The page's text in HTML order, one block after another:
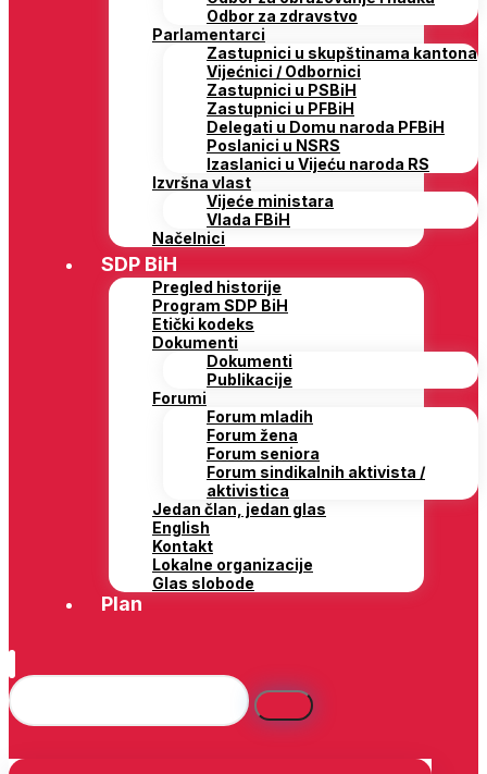
Odbor za zdravstvo
Parlamentarci
Zastupnici u skupštinama kantona
Vijećnici / Odbornici
Zastupnici u PSBiH
Zastupnici u PFBiH
Delegati u Domu naroda PFBiH
Poslanici u NSRS
Izaslanici u Vijeću naroda RS
Izvršna vlast
Vijeće ministara
Vlada FBiH
Načelnici
SDP BiH
Pregled historije
Program SDP BiH
Etički kodeks
Dokumenti
Dokumenti
Publikacije
Forumi
Forum mladih
Forum žena
Forum seniora
Forum sindikalnih aktivista /
aktivistica
Jedan član, jedan glas
English
Kontakt
Lokalne organizacije
Glas slobode
Plan